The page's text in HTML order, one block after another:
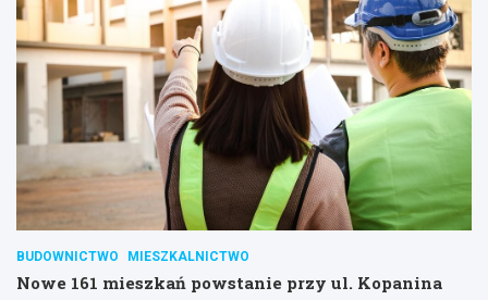
BUDOWNICTWO MIESZKALNICTWO
Nowe 161 mieszkań powstanie przy ul. Kopanina